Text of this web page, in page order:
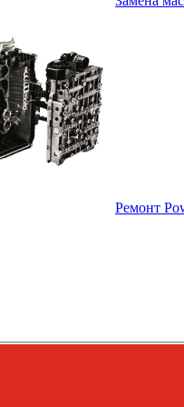
Ремонт